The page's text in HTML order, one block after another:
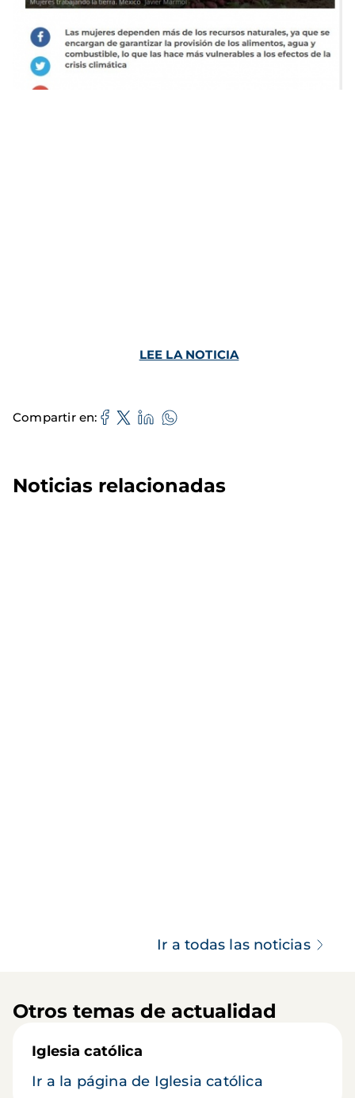
LEE LA NOTICIA
Compartir en
Noticias relacionadas
Ir a todas las noticias
Otros temas de actualidad
Iglesia católica
Ir a la página de Iglesia católica